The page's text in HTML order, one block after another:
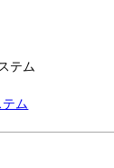
テム
ム